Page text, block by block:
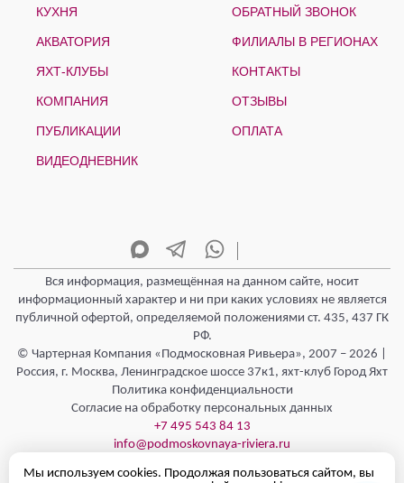
КУХНЯ
АКВАТОРИЯ
ЯХТ-КЛУБЫ
КОМПАНИЯ
ПУБЛИКАЦИИ
ВИДЕОДНЕВНИК
ОБРАТНЫЙ ЗВОНОК
ФИЛИАЛЫ В РЕГИОНАХ
КОНТАКТЫ
ОТЗЫВЫ
ОПЛАТА
Вся информация, размещённая на данном сайте, носит
информационный характер и ни при каких условиях не является
публичной офертой, определяемой положениями ст. 435, 437 ГК
РФ.
© Чартерная Компания «Подмосковная Ривьера», 2007 – 2026 |
Россия, г. Москва, Ленинградское шоссе 37к1, яхт-клуб Город Яхт
Политика конфиденциальности
Согласие на обработку персональных данных
+7 495 543 84 13
info@podmoskovnaya-riviera.ru
Мы используем cookies. Продолжая пользоваться сайтом, вы